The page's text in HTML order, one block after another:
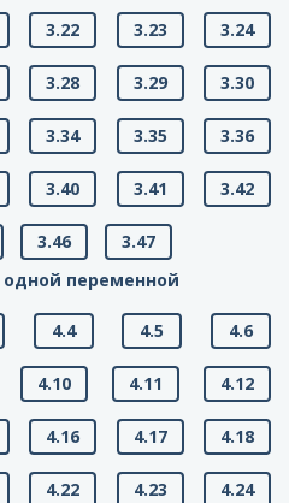
3.22 3.23 3.24
3.28 3.29 3.30
3.34 3.35 3.36
3.40 3.41 3.42
3.46
3.47
одной переменной
4.4 4.5 4.6
4.10 4.11 4.12
4.16 4.17 4.18
4.22 4.23 4.24